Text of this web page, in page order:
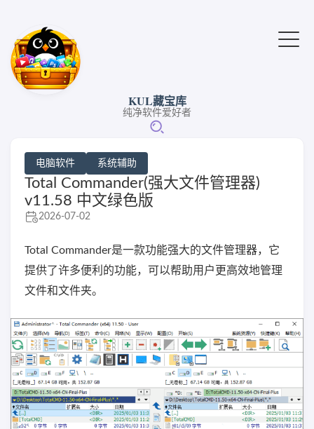
KUL藏宝库
纯净软件爱好者
电脑软件 系统辅助
Total Commander(强大文件管理器)
v11.58 中文绿色版
2026-07-02
Total Commander是一款功能强大的文件管理器，它
提供了许多便利的功能，可以帮助用户更高效地管理
文件和文件夹。